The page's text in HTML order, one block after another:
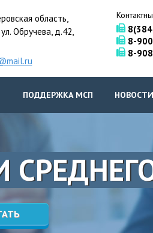
область,
Обручева, д.42,
8-
8-
ПОДДЕРЖКА МСП НОВОСТИ